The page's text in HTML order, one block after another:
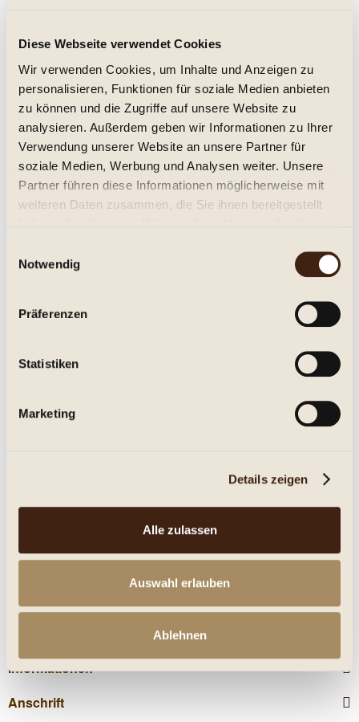
Diese Webseite verwendet Cookies
Wir verwenden Cookies, um Inhalte und Anzeigen zu
personalisieren, Funktionen für soziale Medien anbieten
zu können und die Zugriffe auf unsere Website zu
analysieren. Außerdem geben wir Informationen zu Ihrer
Verwendung unserer Website an unsere Partner für
soziale Medien, Werbung und Analysen weiter. Unsere
Partner führen diese Informationen möglicherweise mit
weiteren Daten zusammen, die Sie ihnen bereitgestellt
Notwendig
Präferenzen
Statistiken
Marketing
Details zeigen
Alle zulassen
Auswahl erlauben
Ablehnen
Olivenöl Plansel Selecta 0,5l. MHD
12/2027 Ernte 2025
13,95 € *
Inhalt:0.5 Liter (27,90 € * / 1 Liter)
inkl. MwSt.zzgl. Versandkosten
Sofort versandfertig, Lieferzeit ca. 1-3 Werktage**
In den Warenkorb
Artikel-Nr.:
Beschreibung
mehr
Kunden kauften auch
Kunden haben sich ebenfalls angesehen
Informationen
Anschrift